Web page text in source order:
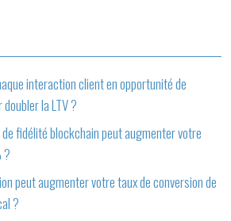
interaction client en opportunité de
la LTV ?
fidélité blockchain peut augmenter votre
?
peut augmenter votre taux de conversion de
?